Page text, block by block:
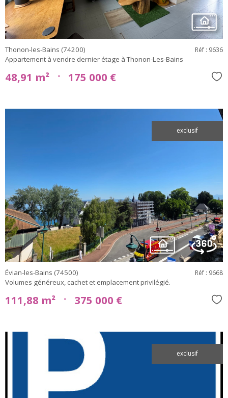
Thonon-les-Bains (74200)
Appartement à vendre dernier étage à Thonon-Les-Bains
Réf : 9636
48,91 m² - 175 000 €
exclusif
voir le
bien
Évian-les-Bains (74500)
Volumes généreux, cachet et emplacement privilégié.
Réf : 9668
111,88 m² - 375 000 €
exclusif
voir le